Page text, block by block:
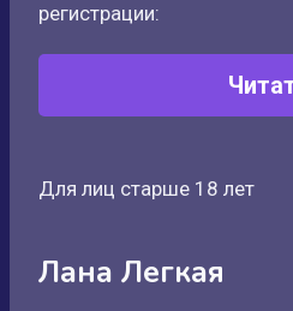
регистрации:
Для лиц старше 18 лет
Лана Легкая